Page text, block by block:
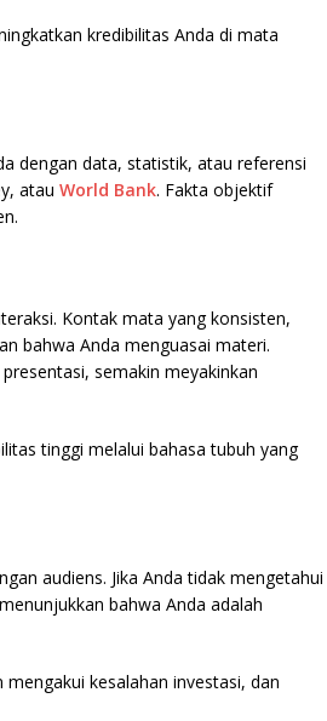
kredibilitas Anda di mata
dengan data, statistik, atau referensi
atau World Bank. Fakta objektif
Kontak mata yang konsisten,
bahwa Anda menguasai materi.
semakin meyakinkan
tinggi melalui bahasa tubuh yang
audiens. Jika Anda tidak mengetahui
bahwa Anda adalah
kesalahan investasi, dan